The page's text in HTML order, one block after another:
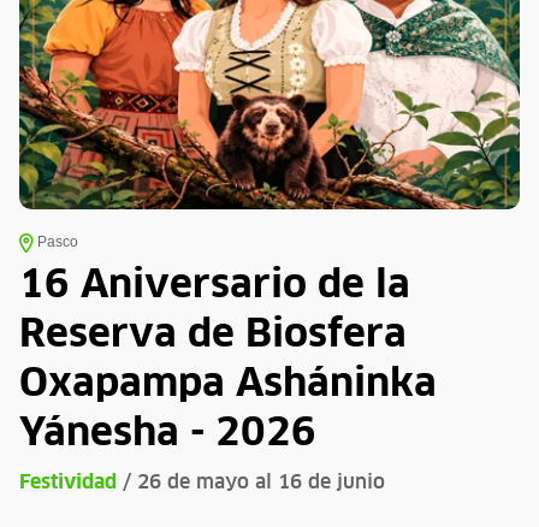
Pasco
16 Aniversario de la
Reserva de Biosfera
Oxapampa Asháninka
Yánesha - 2026
Festividad / 26 de mayo al 16 de junio